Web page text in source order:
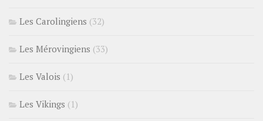
Les Carolingiens (32)
Les Mérovingiens (33)
Les Valois (1)
Les Vikings (1)